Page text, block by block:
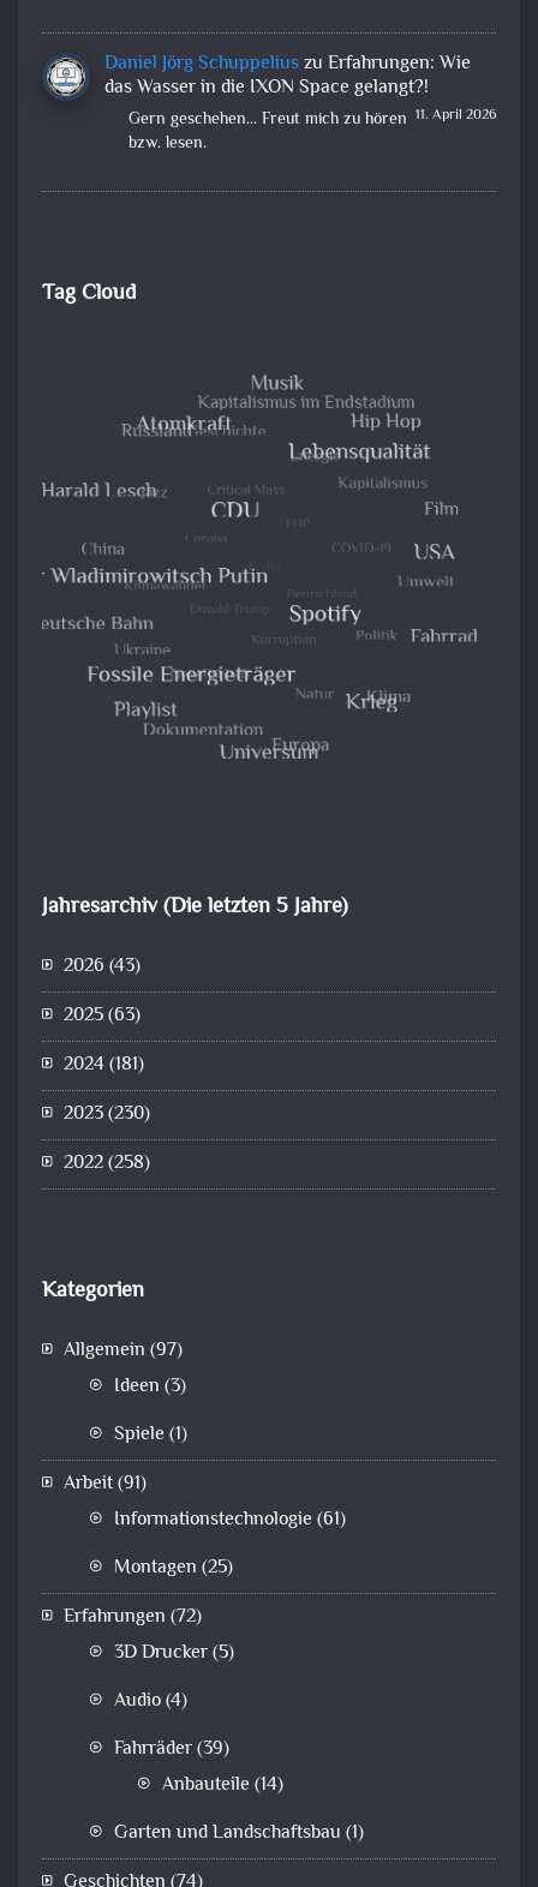
Daniel Jörg Schuppeliuszu Erfahrungen: Wie
das Wasser in die IXON Space gelangt?!
11. April 2026
Gern geschehen... Freut mich zu hören
bzw. lesen.
Tag Cloud
Jahresarchiv (Die letzten 5 Jahre)
2026 (43)
2025(63)
2024(181)
2023(230)
2022(258)
Kategorien
Allgemein (97)
Ideen (3)
Spiele (1)
Arbeit(91)
Informationstechnologie (61)
Montagen (25)
Erfahrungen (72)
3D Drucker(5)
Audio(4)
Fahrräder(39)
Anbauteile (14)
Garten und Landschaftsbau (1)